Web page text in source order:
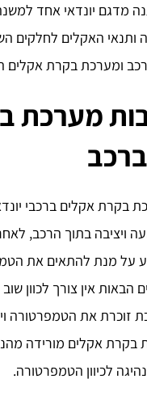
מדגם יונדאי אחד
האקלים לחלקים
ומערכת בקרת
מערכת
בקרת אקלים ברכבי
ויציבה בתוך הרכב, לאחר
על מנת להתאים את
הבאות אין צורך לכוון
זוכרת את הטמפרטורה
אקלים מורידה
לכיוון הטמפרטורה.